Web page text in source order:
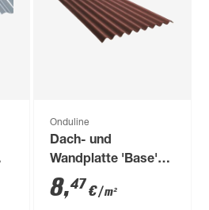
Onduline
Dach- und
Wandplatte 'Base'
rot 200 x 85,5 x 0,26
cm
8,47€/ m²